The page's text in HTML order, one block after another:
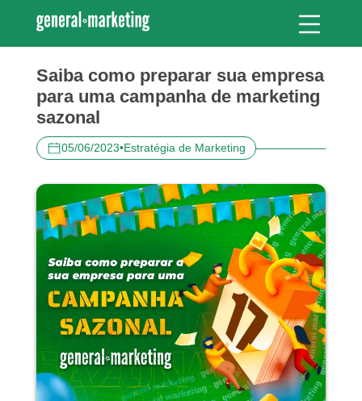
Saiba como preparar sua empresa
para uma campanha de marketing
sazonal
05/06/2023•Estratégia de Marketing